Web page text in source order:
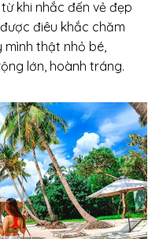
khi nhắc đến vẻ đẹp
điêu khắc chăm
mình thật nhỏ bé,
lớn, hoành tráng.